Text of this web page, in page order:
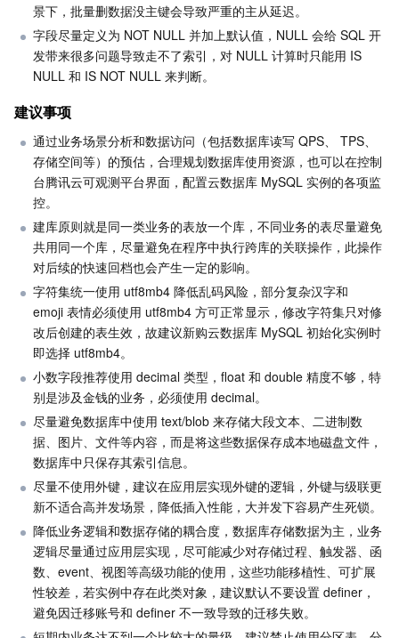
腾讯特效 SDK
腾讯健康组学平台
数智医疗影像平台
智能导诊
智能预问诊
云资源管理
API
SDK
智能顾问
标签
云资源自动化 for Terraform
访问管理
操作审计
配置审计
集团账号管理
控制中心
身份识别平台
云顾问 - 混沌演练
开发者工具
云市场
云原生构建
腾讯云代码助手
腾讯云代码分析
腾讯云超级应用服务
Low Code
云开发 CloudBase
监控与运维
腾讯云可观测平台
应用性能监控
前端性能监控
云拨测
Prometheus 监控服务
Grafana 可视化服务
事件总线
腾讯云健康看板
云顾问-Tencent RTC 云助手
API 与工具
云迁移
云 API
腾讯云命令行工具
软件产品公告专区
软件产品生命周期公告
专有云软件
腾讯专有云企业版 TCE
腾讯专有云PaaS平台 TCS
腾讯云数据库
TDSQL
其他文档
渠道合作伙伴
账号相关
消息中心
控制台相关
大数据处理套件 TBDS
操作系统
TencentOS Server
景下，批量删数据没主键会导致严重的主从延迟。
字段尽量定义为 NOT NULL 并加上默认值，NULL 会给 SQL 开
发带来很多问题导致走不了索引，对 NULL 计算时只能用 IS
NULL 和 IS NOT NULL 来判断。
建议事项
通过业务场景分析和数据访问（包括数据库读写 QPS、 TPS、
存储空间等）的预估，合理规划数据库使用资源，也可以在控制
台腾讯云可观测平台界面，配置云数据库 MySQL 实例的各项监
控。
建库原则就是同一类业务的表放一个库，不同业务的表尽量避免
共用同一个库，尽量避免在程序中执行跨库的关联操作，此操作
对后续的快速回档也会产生一定的影响。
字符集统一使用 utf8mb4 降低乱码风险，部分复杂汉字和
emoji 表情必须使用 utf8mb4 方可正常显示，修改字符集只对修
改后创建的表生效，故建议新购云数据库 MySQL 初始化实例时
即选择 utf8mb4。
小数字段推荐使用 decimal 类型，float 和 double 精度不够，特
别是涉及金钱的业务，必须使用 decimal。
尽量避免数据库中使用 text/blob 来存储大段文本、二进制数
据、图片、文件等内容，而是将这些数据保存成本地磁盘文件，
数据库中只保存其索引信息。
尽量不使用外键，建议在应用层实现外键的逻辑，外键与级联更
新不适合高并发场景，降低插入性能，大并发下容易产生死锁。
降低业务逻辑和数据存储的耦合度，数据库存储数据为主，业务
逻辑尽量通过应用层实现，尽可能减少对存储过程、触发器、函
数、event、视图等高级功能的使用，这些功能移植性、可扩展
性较差，若实例中存在此类对象，建议默认不要设置 definer，
避免因迁移账号和 definer 不一致导致的迁移失败。